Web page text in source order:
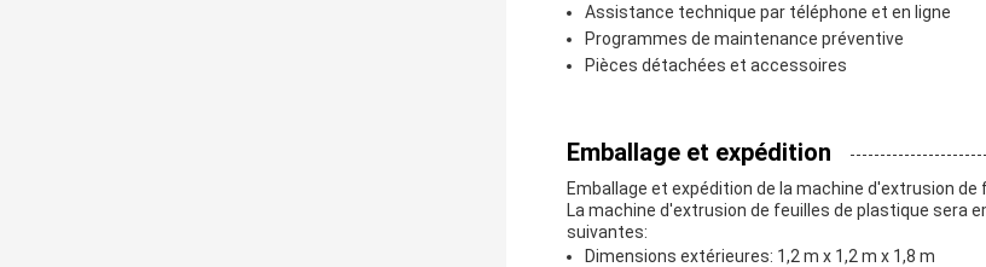
Assistance technique par téléphone et en ligne
Programmes de maintenance préventive
Pièces détachées et accessoires
Emballage et expédition
Emballage et expédition de la machine d'extrusion de
La machine d'extrusion de feuilles de plastique sera
suivantes:
Dimensions extérieures: 1,2 m x 1,2 m x 1,8 m